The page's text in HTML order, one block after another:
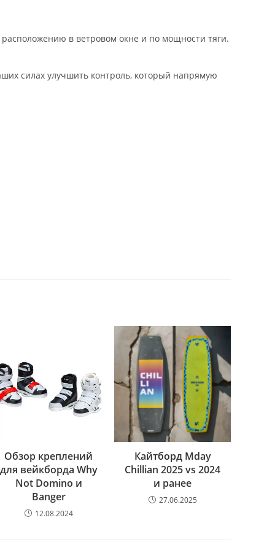
в ветровом окне и по мощности тяги.
силах улучшить контроль, который напрямую
Обзор креплений
для вейкборда Why
Not Domino и
Banger
12.08.2024
Кайтборд Mday
Chillian 2025 vs 2024
и ранее
27.06.2025